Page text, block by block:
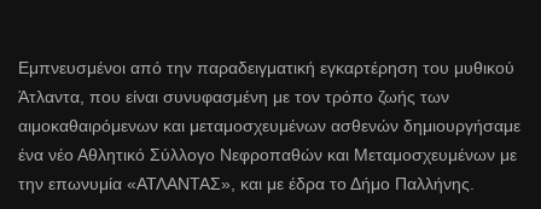
Εμπνευσμένοι από την παραδειγματική εγκαρτέρηση του μυθικού
Άτλαντα, που είναι συνυφασμένη με τον τρόπο ζωής των
αιμοκαθαιρόμενων και μεταμοσχευμένων ασθενών δημιουργήσαμε
ένα νέο Αθλητικό Σύλλογο Νεφροπαθών και Μεταμοσχευμένων με
την επωνυμία «ΑΤΛΑΝΤΑΣ», και με έδρα το Δήμο Παλλήνης.